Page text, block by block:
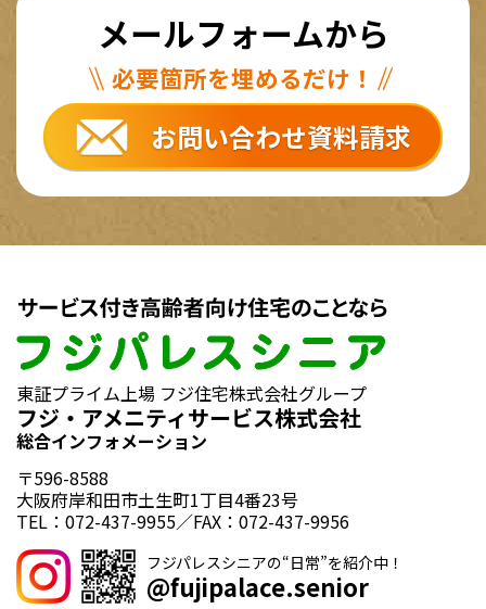
メールフォームから
必要箇所を埋めるだけ！
お問い合わせ資料請求
東証プライム上場 フジ住宅株式会社グループ
フジ・アメニティサービス株式会社
総合インフォメーション
〒596-8588
大阪府岸和田市土生町1丁目4番23号
TEL：072-437-9955／FAX：072-437-9956
フジパレスシニアの“日常”を紹介中！
@fujipalace.senior